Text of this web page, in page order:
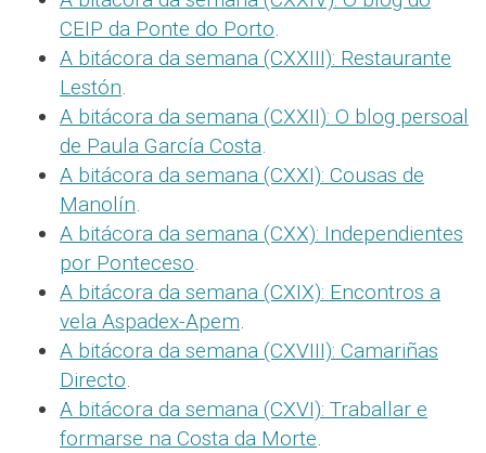
CEIP da Ponte do Porto.
A bitácora da semana (CXXIII): Restaurante
Lestón.
A bitácora da semana (CXXII): O blog persoal
de Paula García Costa.
A bitácora da semana (CXXI): Cousas de
Manolín.
A bitácora da semana (CXX): Independientes
por Ponteceso.
A bitácora da semana (CXIX): Encontros a
vela Aspadex-Apem.
A bitácora da semana (CXVIII): Camariñas
Directo.
A bitácora da semana (CXVI): Traballar e
formarse na Costa da Morte.